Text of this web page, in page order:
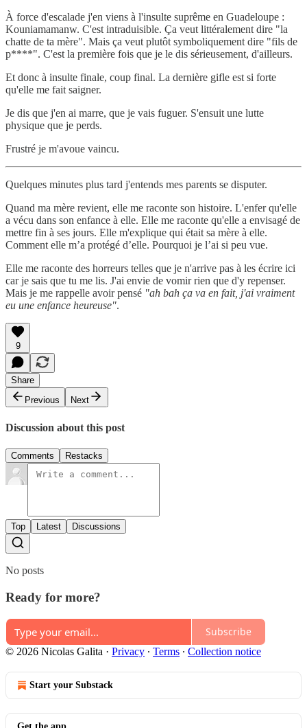
À force d'escalade j'en viens à l'insulte suprême en Guadeloupe :
Kouniamamanw. C'est intraduisible. Ça veut littéralement dire "la
chatte de ta mère". Mais ça veut plutôt symboliquement dire "fils de
p****". C'est la première fois que je le dis sérieusement, d'ailleurs.
Et donc à insulte finale, coup final. La dernière gifle est si forte
qu'elle me fait saigner.
Je dis que j'en ai marre, que je vais fuguer. S'ensuit une lutte
physique que je perds.
Frustré je m'avoue vaincu.
Quelques minutes plus tard j'entends mes parents se disputer.
Quand ma mère revient, elle me raconte son histoire. L'enfer qu'elle
a vécu dans son enfance à elle. Elle me raconte qu'elle a envisagé de
mettre fin à ses jours. Elle m'explique qui était sa mère à elle.
Comment elle m’a protégé d’elle. Pourquoi je l’ai si peu vue.
Elle me raconte des horreurs telles que je n'arrive pas à les écrire ici
car je sais que tu me lis. J'ai envie de vomir rien que d'y repenser.
Mais je me rappelle avoir pensé "ah bah ça va en fait, j'ai vraiment
eu une enfance heureuse".
9
Share
Previous
Next
Discussion about this post
Comments Restacks
Top Latest Discussions
No posts
Ready for more?
Subscribe
© 2026 Nicolas Galita · Privacy ∙ Terms ∙ Collection notice
Start your Substack